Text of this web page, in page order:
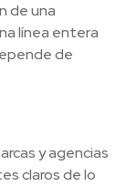
de una
línea entera
de
y agencias
claros de lo